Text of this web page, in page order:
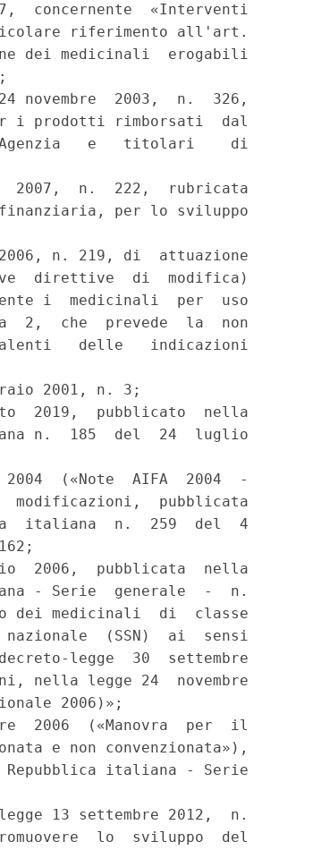
concernente  «Interventi
riferimento all'art.
dei medicinali  erogabili
novembre  2003,  n.  326,
i prodotti rimborsati  dal
e   titolari    di
2007,  n.  222,  rubricata
per lo sviluppo
n. 219, di  attuazione
direttive  di  modifica)
i  medicinali  per  uso
2,  che  prevede  la  non
delle   indicazioni
2001, n. 3;
2019,  pubblicato  nella
n.  185  del  24  luglio
(«Note  AIFA  2004  -
modificazioni,  pubblicata
italiana  n.  259  del  4
2006,  pubblicata  nella
- Serie  generale  -  n.
dei medicinali  di  classe
(SSN)  ai  sensi
legge  30  settembre
nella legge 24  novembre
2006)»;
2006  («Manovra  per  il
e non convenzionata»),
italiana - Serie
13 settembre 2012,  n.
lo  sviluppo  del